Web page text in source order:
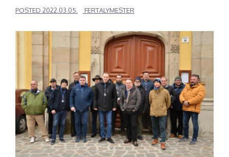
POSTED 2022.03.05. FERTALYMESTER